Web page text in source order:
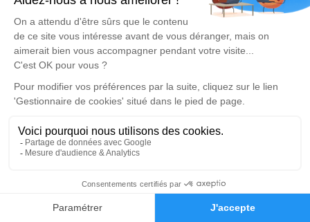
Faire-part Hommages
d'expression dédié à honorer la mémoire de Marc
DAVID.
Un service de plantation d’arbre hommage est
disponible ici
Cérémonie
Eglise Saint Martin
69620 Le Bois d'Oingt - Val d'Oingt